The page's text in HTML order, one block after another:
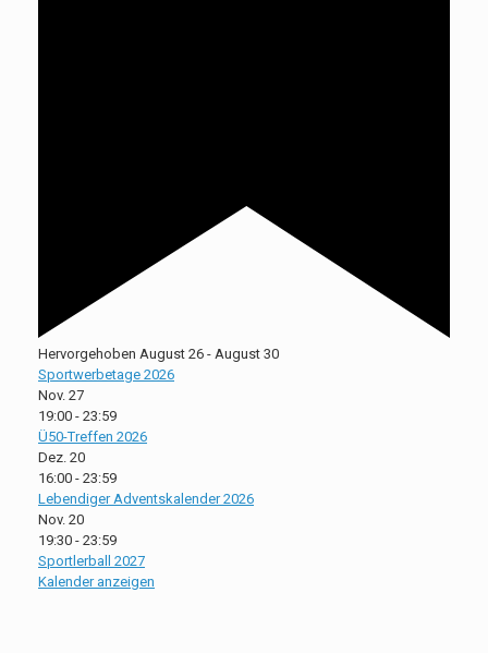
Hervorgehoben August 26 - August 30
Sportwerbetage 2026
Nov. 27
19:00 - 23:59
Ü50-Treffen 2026
Dez. 20
16:00 - 23:59
Lebendiger Adventskalender 2026
Nov. 20
19:30 - 23:59
Sportlerball 2027
Kalender anzeigen